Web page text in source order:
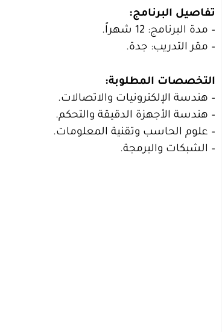
تفاصيل البرنامج:
– مدة البرنامج: 12 شهراً.
– مقر التدريب: جدة.
التخصصات المطلوبة:
– هندسة الإلكترونيات والاتصالات.
– هندسة الأجهزة الدقيقة والتحكم.
– علوم الحاسب وتقنية المعلومات.
– الشبكات والبرمجة.